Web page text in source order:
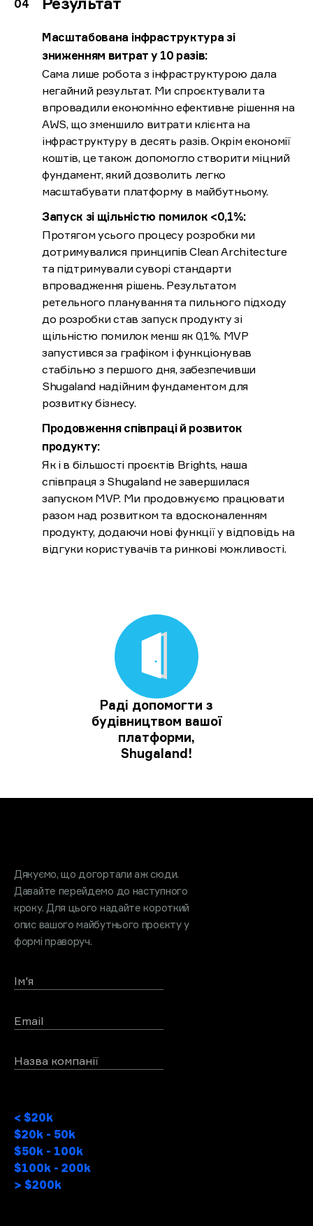
Результат
Масштабована інфраструктура зі
зниженням витрат у 10 разів:
Сама лише робота з інфраструктурою дала
негайний результат. Ми спроєктували та
впровадили економічно ефективне рішення на
AWS, що зменшило витрати клієнта на
інфраструктуру в десять разів. Окрім економії
коштів, це також допомогло створити міцний
фундамент, який дозволить легко
масштабувати платформу в майбутньому.
Запуск зі щільністю помилок <0,1%:
Протягом усього процесу розробки ми
дотримувалися принципів Clean Architecture
та підтримували суворі стандарти
впровадження рішень. Результатом
ретельного планування та пильного підходу
до розробки став запуск продукту зі
щільністю помилок менш як 0,1%. MVP
запустився за графіком і функціонував
стабільно з першого дня, забезпечивши
Shugaland надійним фундаментом для
розвитку бізнесу.
Продовження співпраці й розвиток
продукту:
Як і в більшості проєктів Brights, наша
співпраця з Shugaland не завершилася
запуском MVP. Ми продовжуємо працювати
разом над розвитком та вдосконаленням
продукту, додаючи нові функції у відповідь на
відгуки користувачів та ринкові можливості.
Раді допомогти з
будівництвом вашої
платформи,
Shugaland!
Дякуємо, що догортали аж сюди.
Давайте перейдемо до наступного
кроку. Для цього надайте короткий
опис вашого майбутнього проєкту у
формі праворуч.
Ім'я
Email
Назва компанії
< $20k
$20k - 50k
$50k - 100k
$100k - 200k
> $200k